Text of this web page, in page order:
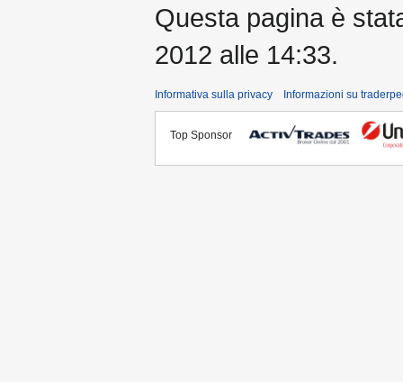
Questa pagina è
2012 alle 14:33.
Informativa sulla privacy Informazioni su
Top Sponsor